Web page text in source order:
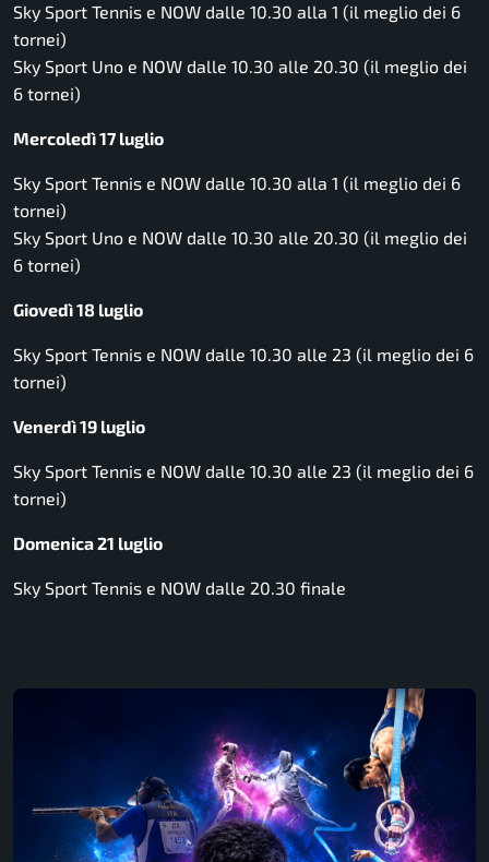
Sky Sport Tennis e NOW dalle 10.30 alla 1 (il meglio dei 6
tornei)
Sky Sport Uno e NOW dalle 10.30 alle 20.30 (il meglio dei
6 tornei)
Mercoledì 17 luglio
Sky Sport Tennis e NOW dalle 10.30 alla 1 (il meglio dei 6
tornei)
Sky Sport Uno e NOW dalle 10.30 alle 20.30 (il meglio dei
6 tornei)
Giovedì 18 luglio
Sky Sport Tennis e NOW dalle 10.30 alle 23 (il meglio dei 6
tornei)
Venerdì 19 luglio
Sky Sport Tennis e NOW dalle 10.30 alle 23 (il meglio dei 6
tornei)
Domenica 21 luglio
Sky Sport Tennis e NOW dalle 20.30 finale